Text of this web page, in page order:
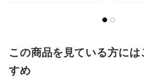
この商品を見ている方に
すめ